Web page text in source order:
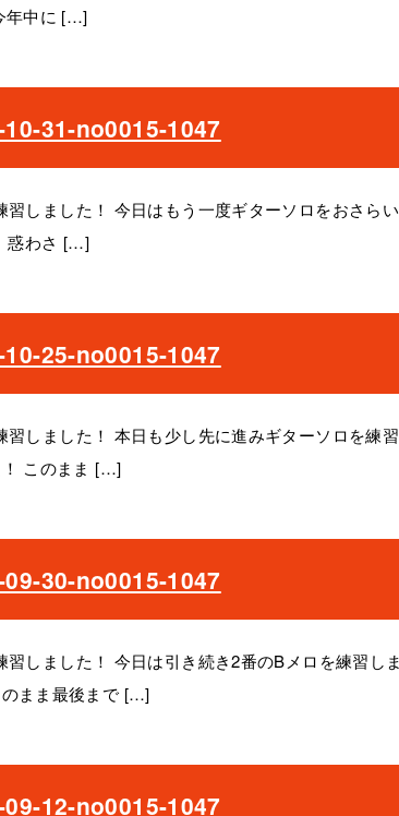
年中に […]
10-31-no0015-1047
しました！ 今日はもう一度ギターソロをおさら
惑わさ […]
10-25-no0015-1047
しました！ 本日も少し先に進みギターソロを練
！ このまま […]
09-30-no0015-1047
しました！ 今日は引き続き2番のBメロを練習し
のまま最後まで […]
09-12-no0015-1047